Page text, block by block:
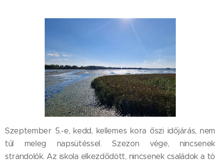
Szeptember 5.-e, kedd, kellemes kora őszi időjárás, nem
túl meleg napsütéssel. Szezon vége, nincsenek
strandolók. Az iskola elkezdődött, nincsenek családok a tó